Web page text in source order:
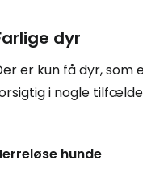
dyr
er kun få dyr,
i nogle
hunde